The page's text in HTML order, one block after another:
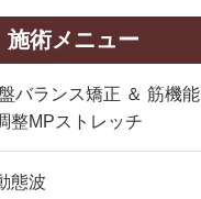
施術メニュー
バランス矯正 ＆ 筋機能
整MPストレッチ
態波